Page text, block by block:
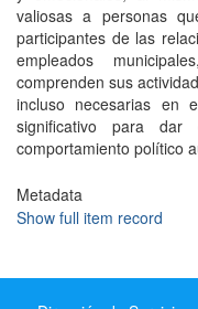
valiosas a personas
participantes de las
empleados
comprenden sus
incluso necesarias en
significativo para
comportamiento político
Metadata
Show full item record